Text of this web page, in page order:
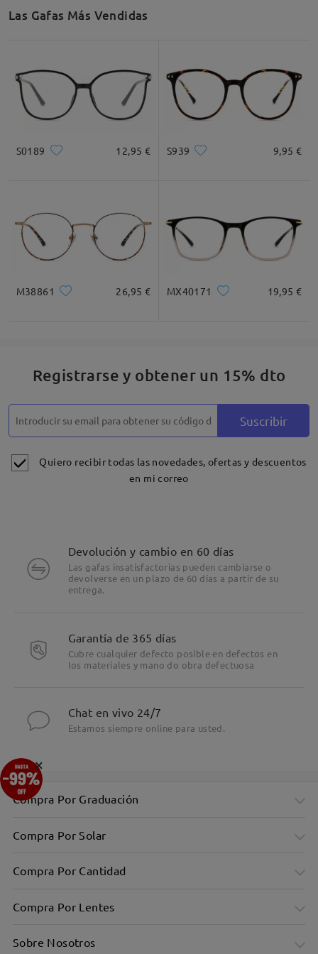
Las Gafas Más Vendidas
S0189 12,95 € S939 9,95 €
M38861 26,95 € MX40171 19,95 €
Registrarse y obtener un 15% dto
Suscribir
Quiero recibir todas las novedades, ofertas y descuentos
en mi correo
Devolución y cambio en 60 días
Las gafas insatisfactorias pueden cambiarse o
devolverse en un plazo de 60 días a partir de su
entrega.
Garantía de 365 días
Cubre cualquier defecto posible en defectos en
los materiales y mano do obra defectuosa
Chat en vivo 24/7
Estamos siempre online para usted.
Compra Por Graduación
Compra Por Solar
Compra Por Cantidad
Compra Por Lentes
Sobre Nosotros
×